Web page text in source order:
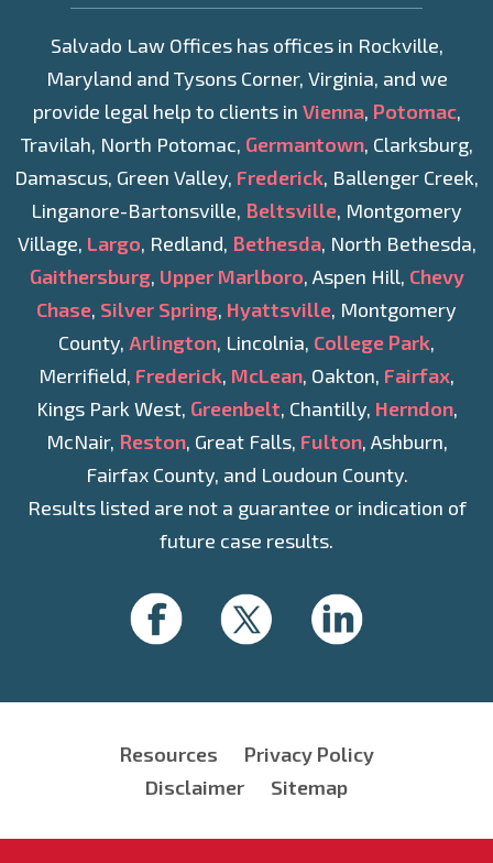
Salvado Law Offices has offices in Rockville,
Maryland and Tysons Corner, Virginia, and we
provide legal help to clients in Vienna, Potomac,
Travilah, North Potomac, Germantown, Clarksburg,
Damascus, Green Valley, Frederick, Ballenger Creek,
Linganore-Bartonsville, Beltsville, Montgomery
Village, Largo, Redland, Bethesda, North Bethesda,
Gaithersburg, Upper Marlboro, Aspen Hill, Chevy
Chase, Silver Spring, Hyattsville, Montgomery
County, Arlington, Lincolnia, College Park,
Merrifield, Frederick, McLean, Oakton, Fairfax,
Kings Park West, Greenbelt, Chantilly, Herndon,
McNair, Reston, Great Falls, Fulton, Ashburn,
Fairfax County, and Loudoun County.
Results listed are not a guarantee or indication of
future case results.
Resources
Privacy Policy
Disclaimer
Sitemap